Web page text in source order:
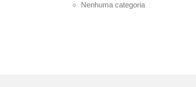
Nenhuma categoria